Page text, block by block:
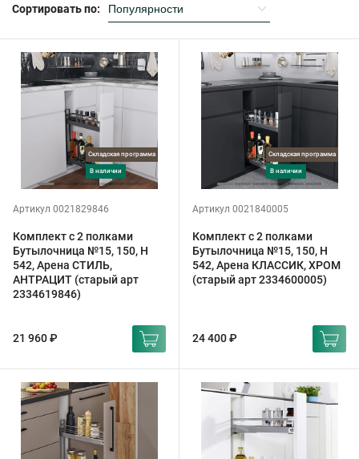
Сортировать по:
Складская программа
в наличии
Артикул 0021829846
Комплект с 2 полками
Бутылочница №15, 150, H
542, Арена СТИЛЬ,
АНТРАЦИТ (старый арт
2334619846)
21 960 ₽
Складская программа
в наличии
Артикул 0021840005
Комплект с 2 полками
Бутылочница №15, 150, H
542, Арена КЛАССИК, ХРОМ
(старый арт 2334600005)
24 400 ₽